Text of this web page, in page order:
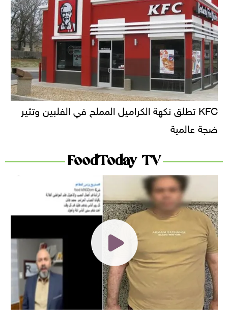
KFC تطلق نكهة الكراميل المملح في الفلبين وتثير
ضجة عالمية
FoodToday TV